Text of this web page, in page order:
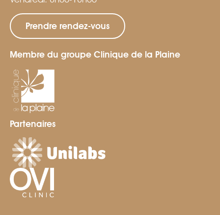
Prendre rendez-vous
Membre du groupe Clinique de la Plaine
Partenaires